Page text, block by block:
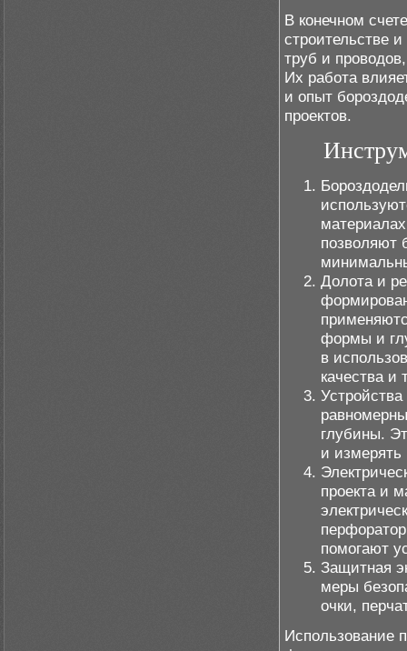
В конечном
строительстве
труб и
Их работа
и опыт
проектов.
позволяют
Долота и
формы и
в
качества и
глубины.
и
проекта и
помогают
Защитная
меры
очки,
Использование